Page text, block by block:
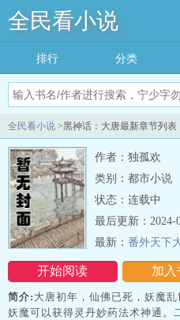
全民看小说
排行 分类
全民看小说 >黑神话：大唐最新章节列表
作者：独孤欢
类别：都市小说
状态：连载中
开始阅读 加入
最后更新：2024-
最新： 番外天下
简介: 大唐初年，仙佛已死，妖魔
妖魔可以获得灵丹妙药法术神通。